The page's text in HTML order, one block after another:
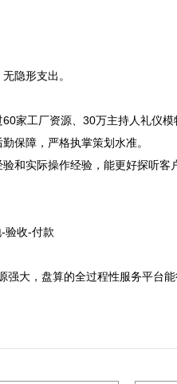
隐形支出。
家工厂资源、30万主持人礼仪
保障，严格执掌策划水准。
和实际操作经验，能更好探听客
验收-付款
强大，盘算的全过程性服务平台